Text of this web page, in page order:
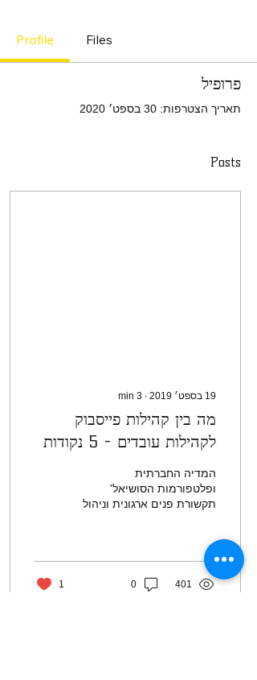
Profile Files
פרופיל
תאריך הצטרפות: 30 בספט׳ 2020
Posts
19 בספט׳ 2019 ∙
3
min
מה בין קהילות פייסבוק
לקהילות עובדים - 5 נקודות
המדיה החברתית
ופלטפורמות הסושיאל'
תקשורת פנים ארגונית וניהול
השונים ולהיות נפוצות לא
רק...
401
0
1